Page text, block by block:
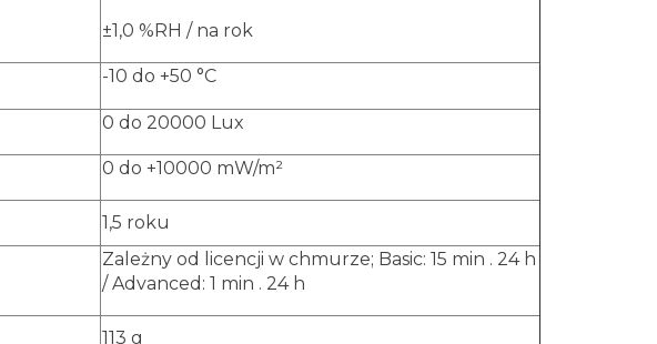
±1,0 %RH / na rok
-10 do +50 °C
0 do 20000 Lux
0 do +10000 mW/m²
1,5 roku
Zależny od licencji w chmurze; Basic: 15 min . 24 h
/ Advanced: 1 min . 24 h
113 g